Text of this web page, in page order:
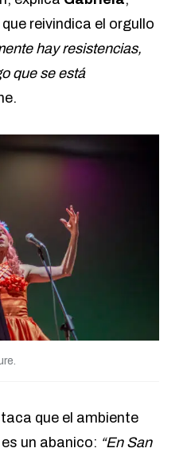
reivindica el orgullo
hay resistencias,
que se está
que el ambiente
un abanico: “En San